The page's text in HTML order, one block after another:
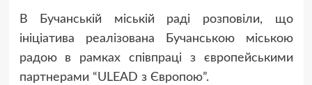
В Бучанській міській раді розповіли, що
ініціатива реалізована Бучанською міською
радою в рамках співпраці з європейськими
партнерами “ULEAD з Європою”.